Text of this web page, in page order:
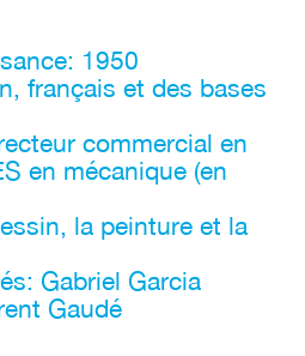
1950
français et des bases
commercial en
en mécanique (en
la peinture et la
Gabriel Garcia
Gaudé